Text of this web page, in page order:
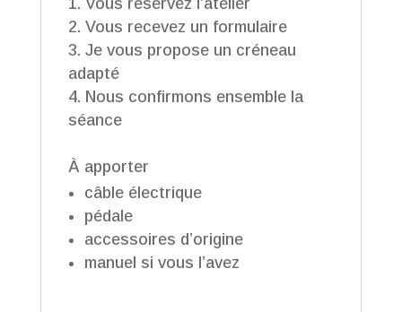
Vous recevez un formulaire
Je vous propose un créneau
adapté
Nous confirmons ensemble la
séance
À apporter
câble électrique
pédale
accessoires d’origine
manuel si vous l’avez